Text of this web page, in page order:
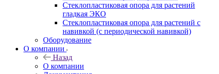
Стеклопластиковая опора для растений
гладкая ЭКО
Стеклопластиковая опора для растений с
навивкой (с периодической навивкой)
Оборудование
О компании
Назад
О компании